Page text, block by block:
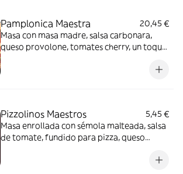
Pamplonica Maestra
20,45 €
Masa con masa madre, salsa carbonara,
queso provolone, tomates cherry, un toque
Pizzolinos Maestros
5,45 €
Masa enrollada con sémola malteada, salsa
de tomate, fundido para pizza, queso